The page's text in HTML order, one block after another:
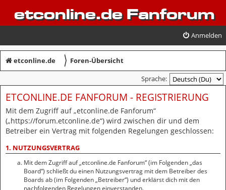
etconline.de Fanforum
Anmelden
etconline.de 〉 Foren-Übersicht
Sprache:
ETCONLINE.DE FANFORUM - REGISTRIERUNG
Mit dem Zugriff auf „etconline.de Fanforum“
(„https://forum.etconline.de“) wird zwischen dir und dem
Betreiber ein Vertrag mit folgenden Regelungen geschlossen:
1. NUTZUNGSVERTRAG
Mit dem Zugriff auf „etconline.de Fanforum“ (im Folgenden „das
Board“) schließt du einen Nutzungsvertrag mit dem Betreiber des
Boards ab (im Folgenden „Betreiber“) und erklärst dich mit den